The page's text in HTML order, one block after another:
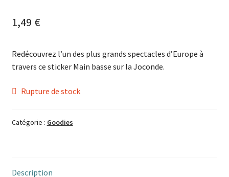
1,49 €
Redécouvrez l’un des plus grands spectacles d’Europe à
travers ce sticker Main basse sur la Joconde.
Rupture de stock
Catégorie : Goodies
Description